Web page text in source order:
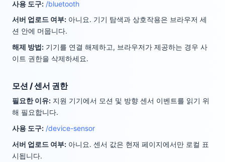
사용 도구: /bluetooth
서버 업로드 여부: 아니요. 기기 탐색과 상호작용은 브라우저 세
션 안에 머뭅니다.
해제 방법: 기기를 연결 해제하고, 브라우저가 제공하는 경우 사
이트 권한을 삭제하세요.
모션 / 센서 권한
필요한 이유: 지원 기기에서 모션 및 방향 센서 이벤트를 읽기 위
해 필요합니다.
사용 도구: /device-sensor
서버 업로드 여부: 아니요. 센서 값은 현재 페이지에서만 로컬 표
시됩니다.